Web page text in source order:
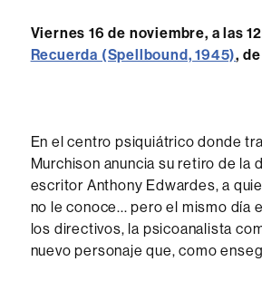
Viernes 16 de noviembre, a las
Recuerda (Spellbound, 1945),
En el centro psiquiátrico donde
Murchison anuncia su retiro de la
escritor Anthony Edwardes, a
no le conoce... pero el mismo día
los directivos, la psicoanalista
nuevo personaje que, como